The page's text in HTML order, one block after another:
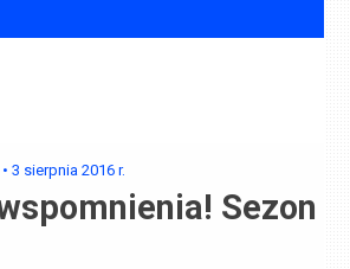
•3 sierpnia 2016 r.
Sezon